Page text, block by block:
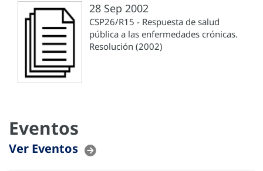
28 Sep 2002
CSP26/R15 - Respuesta de salud
pública a las enfermedades crónicas.
Resolución (2002)
Eventos
Ver Eventos